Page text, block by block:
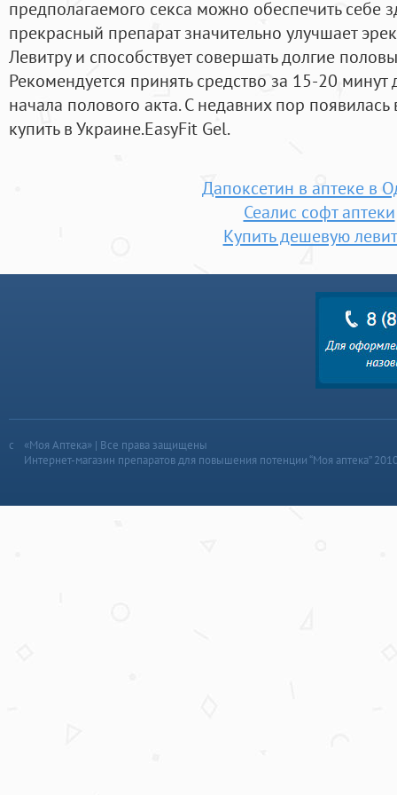
предполагаемого секса можно обеспечить себе
прекрасный препарат значительно улучшает
Левитру и способствует совершать долгие
Рекомендуется принять средство за 15-20
начала полового акта. С недавних пор
купить в Украине.EasyFit Gel.
Дапоксетин в аптеке в
Сеалис софт аптеки
Купить дешевую
«Моя Аптека» | Все права защищены
Интернет-магазин препаратов для повышения потенции “Моя аптека”